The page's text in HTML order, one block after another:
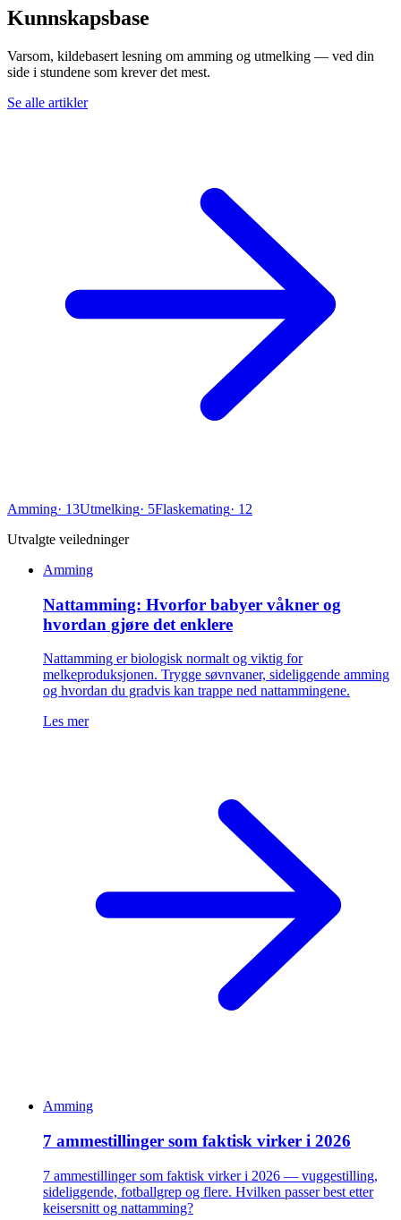
Kunnskapsbase
Varsom, kildebasert lesning om amming og utmelking — ved din
side i stundene som krever det mest.
Se alle artikler
Amming· 13Utmelking· 5Flaskemating· 12
Utvalgte veiledninger
Amming
Nattamming: Hvorfor babyer våkner og
hvordan gjøre det enklere
Nattamming er biologisk normalt og viktig for
melkeproduksjonen. Trygge søvnvaner, sideliggende amming
og hvordan du gradvis kan trappe ned nattammingene.
Les mer
Amming
7 ammestillinger som faktisk virker i 2026
7 ammestillinger som faktisk virker i 2026 — vuggestilling,
sideliggende, fotballgrep og flere. Hvilken passer best etter
keisersnitt og nattamming?